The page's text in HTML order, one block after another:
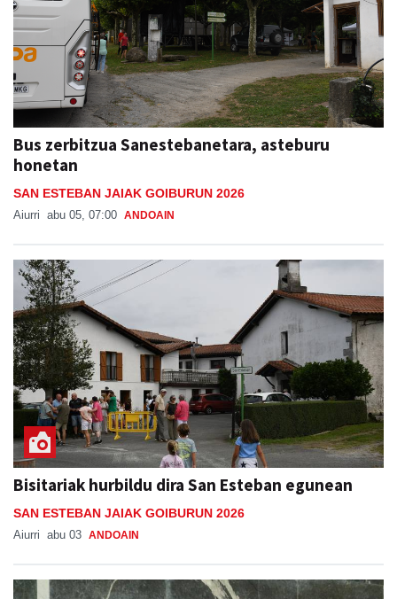
Bus zerbitzua Sanestebanetara, asteburu
honetan
SAN ESTEBAN JAIAK GOIBURUN 2026
Aiurri abu 05, 07:00 ANDOAIN
Bisitariak hurbildu dira San Esteban egunean
SAN ESTEBAN JAIAK GOIBURUN 2026
Aiurri abu 03 ANDOAIN